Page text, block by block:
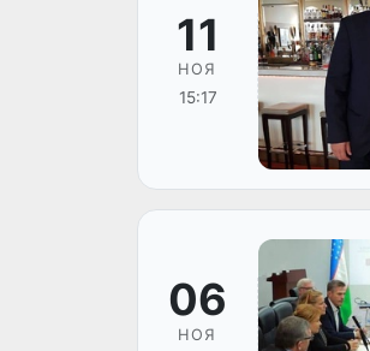
11
НОЯ
15:17
06
НОЯ